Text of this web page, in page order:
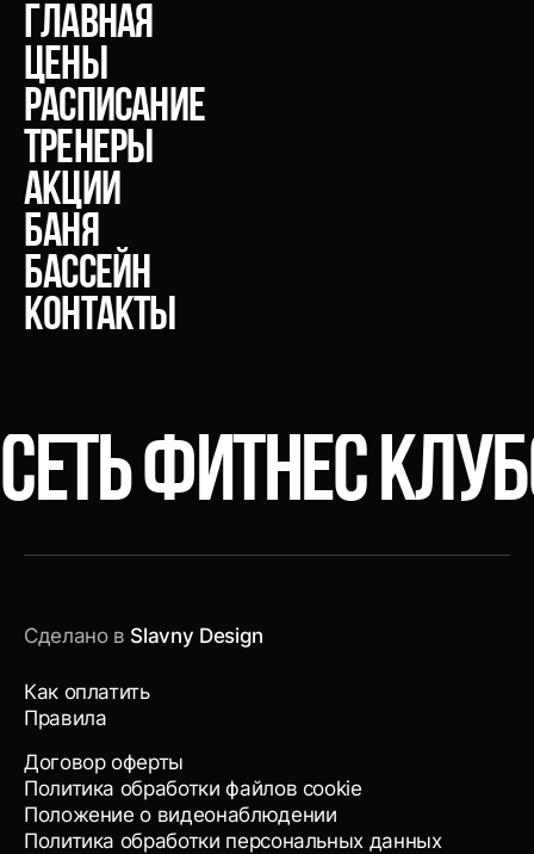
главная
Цены
расписание
тренеры
акции
Баня
Бассейн
Контакты
СЕТЬ ФИТНЕС
Сделано в Slavny Design
Как оплатить
Правила
Договор оферты
Политика обработки файлов cookie
Положение о видеонаблюдении
Политика обработки персональных данных